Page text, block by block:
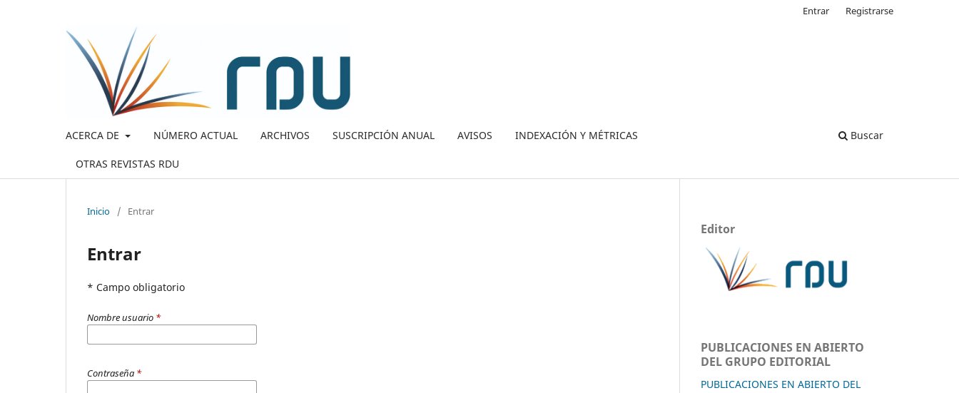
ACERCA DE NÚMERO ACTUAL ARCHIVOS SUSCRIPCIÓN ANUAL AVISOS INDEXACIÓN Y MÉTRICAS
OTRAS REVISTAS RDU
Buscar
Entrar Registrarse
Inicio / Entrar
Entrar
* Campo obligatorio
Nombre usuario *
Contraseña *
Editor
PUBLICACIONES EN ABIERTO
DEL GRUPO EDITORIAL
PUBLICACIONES EN ABIERTO DEL